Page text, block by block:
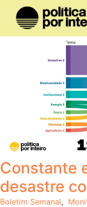
Constante
desastre
Boletim Semanal,